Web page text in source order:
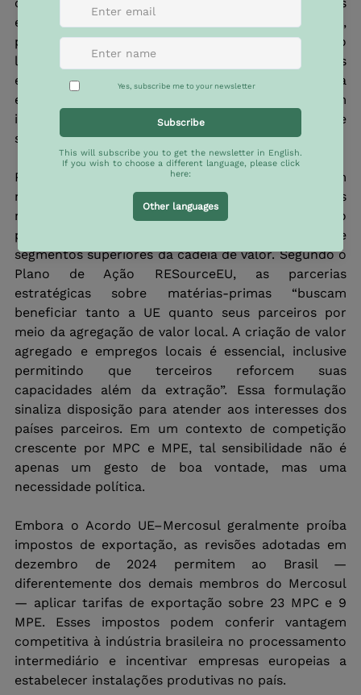
externos — especialmente da China e, no futuro,
possivelmente também dos Estados Unidos no caso
latino-americano — para converter matérias-primas
em insumos industriais. Consequentemente, Europa
e países latino-americanos compartilham um
interesse estratégico em diversificar suas cadeias de
suprimento e reduzir dependências unilaterais.
Para os países latino-americanos, este é um
momento crucial para aproveitar seus recursos
minerais e promover a industrialização por meio do
processamento doméstico e do desenvolvimento de
segmentos superiores da cadeia de valor. Segundo o
Plano de Ação RESourceEU, as parcerias
estratégicas sobre matérias-primas “buscam
beneficiar tanto a UE quanto seus parceiros por
meio da agregação de valor local. A criação de valor
agregado e empregos locais é essencial, inclusive
permitindo que terceiros reforcem suas
capacidades além da extração”. Essa formulação
sinaliza disposição para atender aos interesses dos
países parceiros. Em um contexto de competição
crescente por MPC e MPE, tal sensibilidade não é
apenas um gesto de boa vontade, mas uma
necessidade política.
Embora o Acordo UE–Mercosul geralmente proíba
impostos de exportação, as revisões adotadas em
dezembro de 2024 permitem ao Brasil —
diferentemente dos demais membros do Mercosul
— aplicar tarifas de exportação sobre 23 MPC e 9
MPE. Esses impostos podem conferir vantagem
competitiva à indústria brasileira no processamento
intermediário e incentivar empresas europeias a
estabelecer instalações produtivas no país.